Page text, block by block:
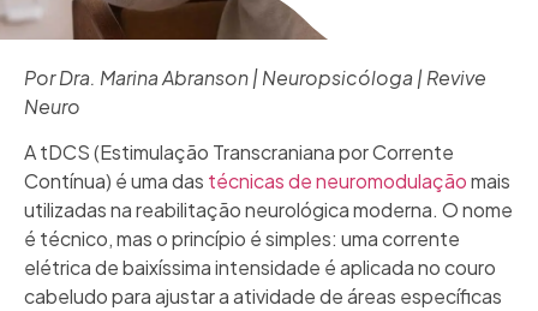
Por Dra. Marina Abranson | Neuropsicóloga | Revive
Neuro
A tDCS (Estimulação Transcraniana por Corrente
Contínua) é uma das técnicas de neuromodulaçãomais
utilizadas na reabilitação neurológica moderna. O nome
é técnico, mas o princípio é simples: uma corrente
elétrica de baixíssima intensidade é aplicada no couro
cabeludo para ajustar a atividade de áreas específicas